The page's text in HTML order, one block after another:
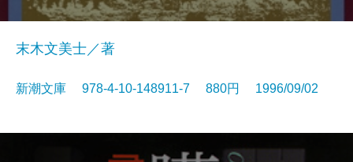
末木文美士／著
新潮文庫 978-4-10-148911-7 880円 1996/09/02